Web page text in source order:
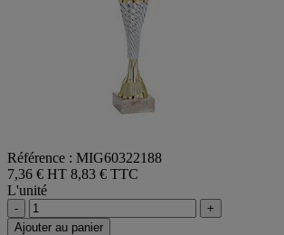
Référence : MIG60322188
7,36 € HT 8,83 € TTC
L'unité
-
+
Ajouter au panier